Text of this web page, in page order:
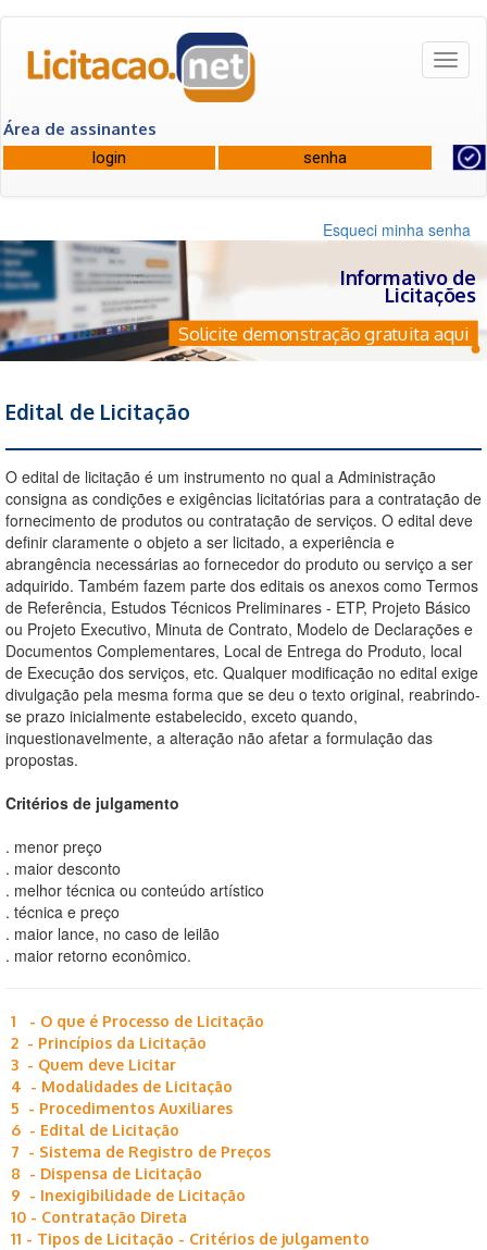
Área de assinantes
Esqueci minha senha
Informativo de
Licitações
Solicite demonstração gratuita aqui
Edital de Licitação
O edital de licitação é um instrumento no qual a Administração
consigna as condições e exigências licitatórias para a contratação de
fornecimento de produtos ou contratação de serviços. O edital deve
definir claramente o objeto a ser licitado, a experiência e
abrangência necessárias ao fornecedor do produto ou serviço a ser
adquirido. Também fazem parte dos editais os anexos como Termos
de Referência, Estudos Técnicos Preliminares - ETP, Projeto Básico
ou Projeto Executivo, Minuta de Contrato, Modelo de Declarações e
Documentos Complementares, Local de Entrega do Produto, local
de Execução dos serviços, etc. Qualquer modificação no edital exige
divulgação pela mesma forma que se deu o texto original, reabrindo-
se prazo inicialmente estabelecido, exceto quando,
inquestionavelmente, a alteração não afetar a formulação das
propostas.
Critérios de julgamento
. menor preço
. maior desconto
. melhor técnica ou conteúdo artístico
. técnica e preço
. maior lance, no caso de leilão
. maior retorno econômico.
1 - O que é Processo de Licitação
2 - Princípios da Licitação
3 - Quem deve Licitar
4 - Modalidades de Licitação
5 - Procedimentos Auxiliares
6 - Edital de Licitação
7 - Sistema de Registro de Preços
8 - Dispensa de Licitação
9 - Inexigibilidade de Licitação
10 - Contratação Direta
11 - Tipos de Licitação - Critérios de julgamento